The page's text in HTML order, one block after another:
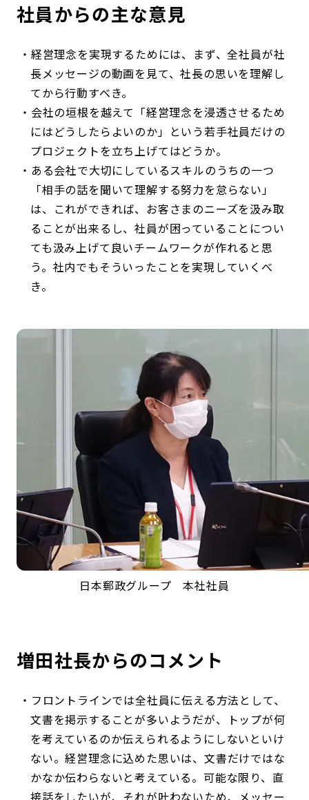
社員からの主な意見
経営理念を実現するためには、まず、全社員が社
長メッセージの動画を見て、社長の思いを理解し
てから行動すべき。
会社の垣根を越えて「経営理念を浸透させるため
にはどうしたらよいのか」という若手社員だけの
プロジェクトを立ち上げてはどうか。
ある会社で大切にしているスキルのうちの一つ
「相手の話を聞いて理解する努力を怠らない」
は、これができれば、お客さまのニーズを汲み取
ることが出来るし、社員が困っていることについ
ても汲み上げて良いチームワークが作れると思
う。社内でもそういったことを実現していくべ
き。
日本郵政グループ 本社社員
増田社長からのコメント
フロントラインでは全社員に伝える方法として、
文書を掲示することが多いようだが、トップが何
を考えているのか伝えられるようにしないといけ
ない。経営理念に込めた思いは、文書だけではな
かなか伝わらないと考えている。可能な限り、直
接話をしたいが、それが叶わないため、メッセー